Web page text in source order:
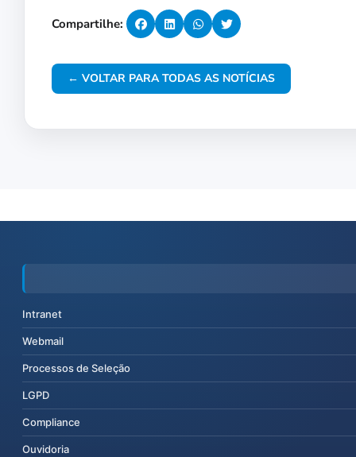
Compartilhe:
← VOLTAR PARA TODAS AS NOTÍCIAS
Intranet
Webmail
Processos de Seleção
LGPD
Compliance
Ouvidoria